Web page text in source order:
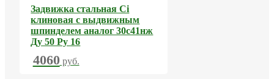
Задвижка стальная Ci
клиновая с выдвижным
шпинделем аналог 30с41нж
Ду 50 Ру 16
4060 руб.